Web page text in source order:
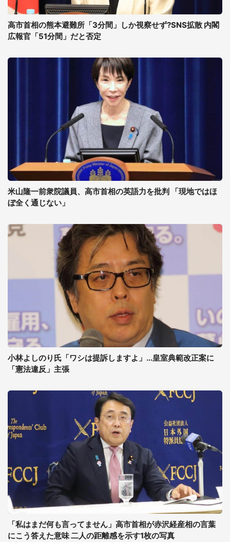
高市首相の熊本避難所「3分間」しか視察せず?SNS拡散 内閣
広報官「51分間」だと否定
米山隆一前衆院議員、高市首相の英語力を批判 「現地ではほ
ぼ全く通じない」
小林よしのり氏「ワシは提訴しますよ」...皇室典範改正案に
「憲法違反」主張
「私はまだ何も言ってません」高市首相が赤沢経産相の言葉
にこう答えた意味 二人の距離感を示す1枚の写真